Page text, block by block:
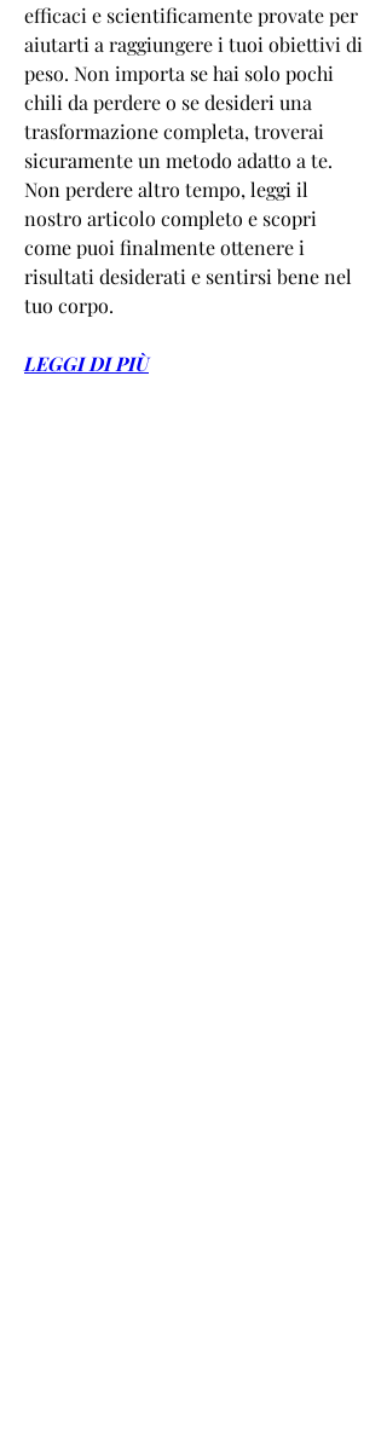
efficaci e scientificamente provate per
aiutarti a raggiungere i tuoi obiettivi di
peso. Non importa se hai solo pochi
chili da perdere o se desideri una
trasformazione completa, troverai
sicuramente un metodo adatto a te.
Non perdere altro tempo, leggi il
nostro articolo completo e scopri
come puoi finalmente ottenere i
risultati desiderati e sentirsi bene nel
tuo corpo.
LEGGI DI PIÙ